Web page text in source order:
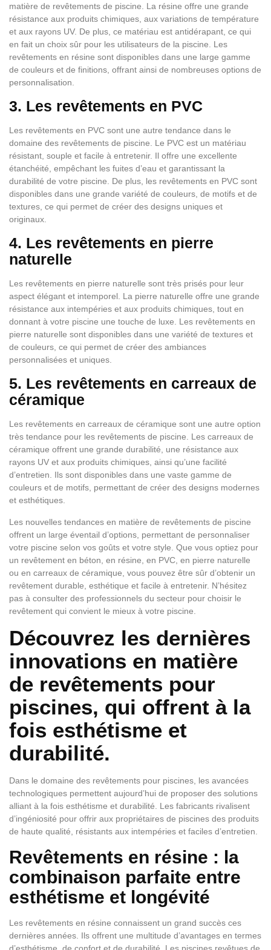
matière de revêtements de piscine. La résine offre une grande
résistance aux produits chimiques, aux variations de température
et aux rayons UV. De plus, ce matériau est antidérapant, ce qui
en fait un choix sûr pour les utilisateurs de la piscine. Les
revêtements en résine sont disponibles dans une large gamme
de couleurs et de finitions, offrant ainsi de nombreuses options de
personnalisation.
3. Les revêtements en PVC
Les revêtements en PVC sont une autre tendance dans le
domaine des revêtements de piscine. Le PVC est un matériau
résistant, souple et facile à entretenir. Il offre une excellente
étanchéité, empêchant les fuites d’eau et garantissant la
durabilité de votre piscine. De plus, les revêtements en PVC sont
disponibles dans une grande variété de couleurs, de motifs et de
textures, ce qui permet de créer des designs uniques et
originaux.
4. Les revêtements en pierre
naturelle
Les revêtements en pierre naturelle sont très prisés pour leur
aspect élégant et intemporel. La pierre naturelle offre une grande
résistance aux intempéries et aux produits chimiques, tout en
donnant à votre piscine une touche de luxe. Les revêtements en
pierre naturelle sont disponibles dans une variété de textures et
de couleurs, ce qui permet de créer des ambiances
personnalisées et uniques.
5. Les revêtements en carreaux de
céramique
Les revêtements en carreaux de céramique sont une autre option
très tendance pour les revêtements de piscine. Les carreaux de
céramique offrent une grande durabilité, une résistance aux
rayons UV et aux produits chimiques, ainsi qu’une facilité
d’entretien. Ils sont disponibles dans une vaste gamme de
couleurs et de motifs, permettant de créer des designs modernes
et esthétiques.
Les nouvelles tendances en matière de revêtements de piscine
offrent un large éventail d’options, permettant de personnaliser
votre piscine selon vos goûts et votre style. Que vous optiez pour
un revêtement en béton, en résine, en PVC, en pierre naturelle
ou en carreaux de céramique, vous pouvez être sûr d’obtenir un
revêtement durable, esthétique et facile à entretenir. N’hésitez
pas à consulter des professionnels du secteur pour choisir le
revêtement qui convient le mieux à votre piscine.
Découvrez les dernières
innovations en matière
de revêtements pour
piscines, qui offrent à la
fois esthétisme et
durabilité.
Dans le domaine des revêtements pour piscines, les avancées
technologiques permettent aujourd’hui de proposer des solutions
alliant à la fois esthétisme et durabilité. Les fabricants rivalisent
d’ingéniosité pour offrir aux propriétaires de piscines des produits
de haute qualité, résistants aux intempéries et faciles d’entretien.
Revêtements en résine : la
combinaison parfaite entre
esthétisme et longévité
Les revêtements en résine connaissent un grand succès ces
dernières années. Ils offrent une multitude d’avantages en termes